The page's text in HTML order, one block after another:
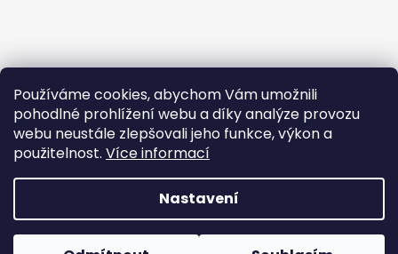
Používáme cookies, abychom Vám umožnili
pohodlné prohlížení webu a díky analýze provozu
webu neustále zlepšovali jeho funkce, výkon a
použitelnost. Více informací
Nastavení
Copyright 2026Rainbowplanet.cz. Všechna práva